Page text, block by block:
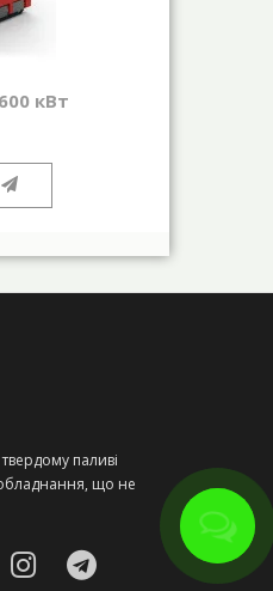
кВт
паливі
що не